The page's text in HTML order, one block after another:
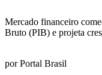
Mercado financeiro
Bruto (PIB) e projeta
porPortal Brasil